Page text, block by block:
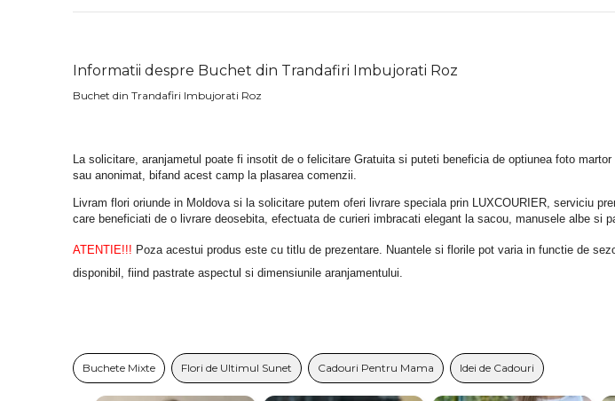
Informatii despre Buchet din Trandafiri Imbujorati Roz
Buchet din Trandafiri Imbujorati Roz
La solicitare, aranjametul poate fi insotit de o felicitare Gratuita si puteti beneficia de optiunea foto martor
sau anonimat, bifand acest camp la plasarea comenzii.
Livram flori oriunde in Moldova si la solicitare putem oferi livrare speciala prin LUXCOURIER, serviciu
care beneficiati de o livrare deosebita, efectuata de curieri imbracati elegant la sacou, manusele albe si
ATENTIE!!! Poza acestui produs este cu titlu de prezentare. Nuantele si florile pot varia in functie de
disponibil, fiind pastrate aspectul si dimensiunile aranjamentului.
Buchete Mixte Flori de Ultimul Sunet Cadouri Pentru Mama Idei de Cadouri